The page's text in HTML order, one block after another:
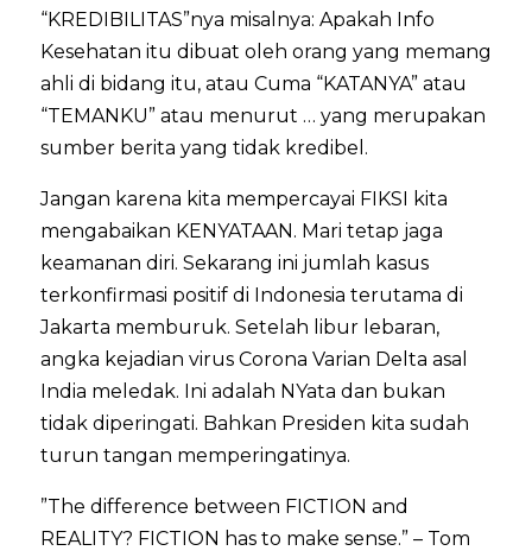
“KREDIBILITAS”nya misalnya: Apakah Info
Kesehatan itu dibuat oleh orang yang memang
ahli di bidang itu, atau Cuma “KATANYA” atau
“TEMANKU” atau menurut … yang merupakan
sumber berita yang tidak kredibel.
Jangan karena kita mempercayai FIKSI kita
mengabaikan KENYATAAN. Mari tetap jaga
keamanan diri. Sekarang ini jumlah kasus
terkonfirmasi positif di Indonesia terutama di
Jakarta memburuk. Setelah libur lebaran,
angka kejadian virus Corona Varian Delta asal
India meledak. Ini adalah NYata dan bukan
tidak diperingati. Bahkan Presiden kita sudah
turun tangan memperingatinya.
”The difference between FICTION and
REALITY? FICTION has to make sense.” – Tom